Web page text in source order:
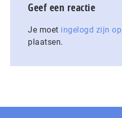
Geef een reactie
Je moet ingelogd zijn op
plaatsen.